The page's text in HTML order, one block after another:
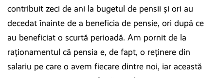
contribuit zeci de ani la bugetul de pensii şi ori au
decedat înainte de a beneficia de pensie, ori după ce
au beneficiat o scurtă perioadă. Am pornit de la
raţionamentul că pensia e, de fapt, o reţinere din
salariu pe care o avem fiecare dintre noi, iar această